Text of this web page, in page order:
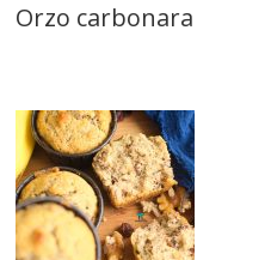
Orzo carbonara